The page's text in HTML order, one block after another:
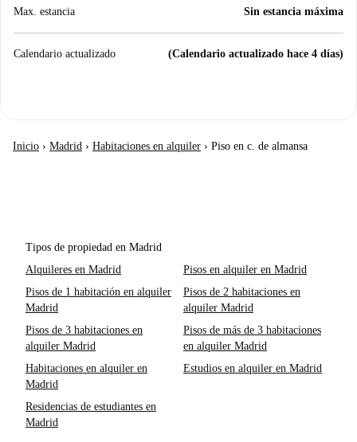
Max. estancia Sin estancia máxima
Calendario actualizado (Calendario actualizado hace 4 días)
Inicio › Madrid › Habitaciones en alquiler › Piso en c. de almansa
Tipos de propiedad en Madrid
Alquileres en Madrid
Pisos en alquiler en Madrid
Pisos de 1 habitación en alquiler
Madrid
Pisos de 2 habitaciones en
alquiler Madrid
Pisos de 3 habitaciones en
alquiler Madrid
Pisos de más de 3 habitaciones
en alquiler Madrid
Habitaciones en alquiler en
Madrid
Estudios en alquiler en Madrid
Residencias de estudiantes en
Madrid